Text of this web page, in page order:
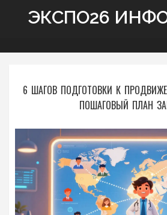
ЭКСПО26
6 ШАГОВ ПОДГОТОВКИ К
ПОШАГОВЫЙ ПЛАН